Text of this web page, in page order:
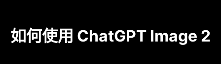
如何使用 ChatGPT Image 2